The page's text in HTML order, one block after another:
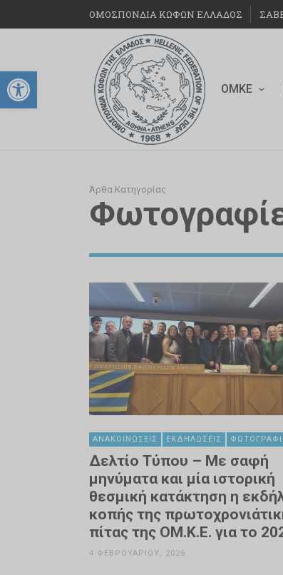
Ανοίξτε τη γραμμή εργαλείων
ΟΜΟΣΠΟΝΔΙΑ ΚΩΦΩΝ ΕΛΛΑΔΟΣ
ΟΜΚΕ
Άρθα Κατηγορίας
ΑΝΑΚΟΙΝΏΣΕΙΣ ΕΚΔΗΛΏΣΕΙΣ
Δελτίο Τύπου – Με σαφή
μηνύματα και μία ιστορική
θεσμική κατάκτηση η
κοπής της
πίτας της OM.K.E. για το
4 ΦΕΒΡΟΥΑΡΊΟΥ, 2026